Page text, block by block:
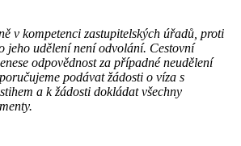
v kompetenci zastupitelských úřadů, proti
jeho udělení není odvolání. Cestovní
odpovědnost za případné neudělení
podávat žádosti o víza s
a k žádosti dokládat všechny